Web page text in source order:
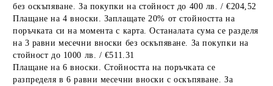
без оскъпяване. За покупки на стойност до 400 лв. / €204,52
Плащане на 4 вноски. Заплащате 20% от стойността на
поръчката си на момента с карта. Останалата сума се разделя
на 3 равни месечни вноски без оскъпяване. За покупки на
стойност до 1000 лв. / €511.31
Плащане на 6 вноски. Стойността на поръчката се
разпределя в 6 равни месечни вноски с оскъпяване. За